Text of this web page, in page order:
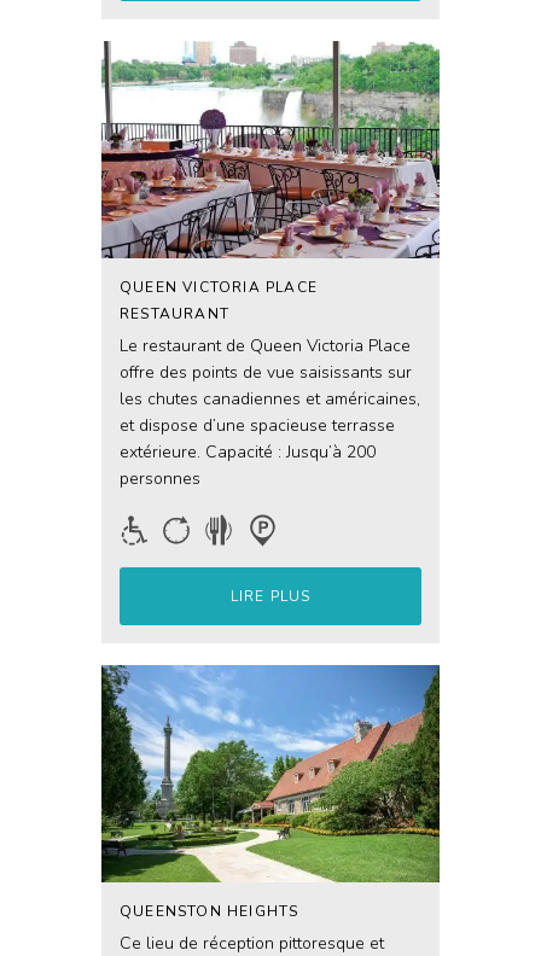
QUEEN VICTORIA PLACE
RESTAURANT
Le restaurant de Queen Victoria Place
offre des points de vue saisissants sur
les chutes canadiennes et américaines,
et dispose d’une spacieuse terrasse
extérieure. Capacité : Jusqu’à 200
personnes
LIRE PLUS
QUEENSTON HEIGHTS
Ce lieu de réception pittoresque et